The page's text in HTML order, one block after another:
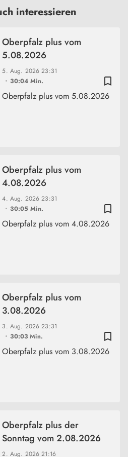
interessieren
bookmark_border
5. Aug. 202623:31
30:04 Min.
Oberpfalz plus vom
5.08.2026
Oberpfalz plus vom 5.08.2026
bookmark_border
4. Aug. 202623:31
30:05 Min.
Oberpfalz plus vom
4.08.2026
Oberpfalz plus vom 4.08.2026
bookmark_border
3. Aug. 202623:31
30:03 Min.
Oberpfalz plus vom
3.08.2026
Oberpfalz plus vom 3.08.2026
2. Aug. 202621:16
Oberpfalz plus der
Sonntag vom 2.08.2026